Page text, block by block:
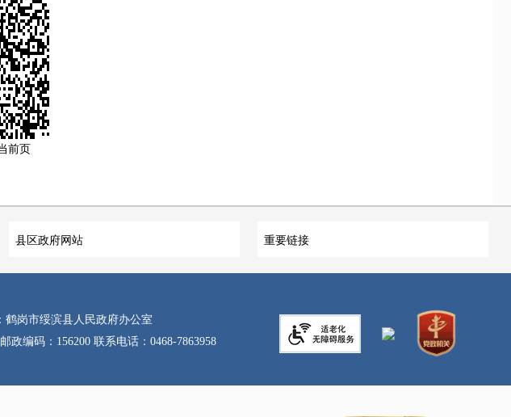
前页
县区政府网站 重要链接
鹤岗市绥滨县人民政府办公室
政编码：156200 联系电话：0468-7863958